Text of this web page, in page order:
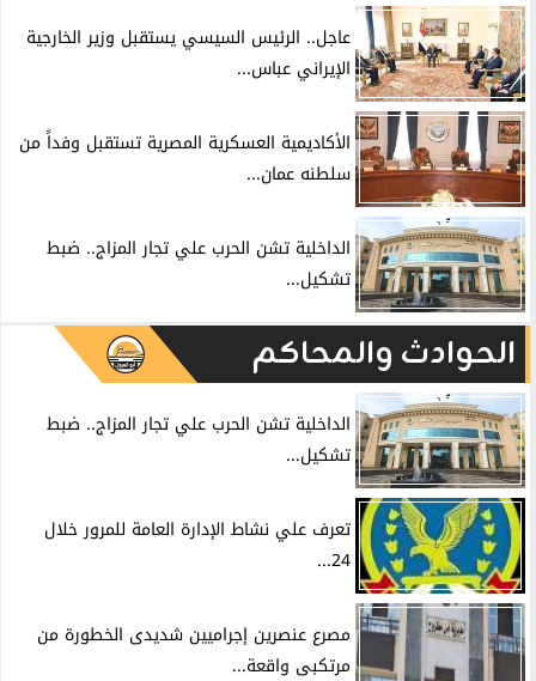
عاجل.. الرئيس السيسي يستقبل وزير الخارجية
الإيراني عباس...
الأكاديمية العسكرية المصرية تستقبل وفداً من
سلطنه عمان...
الداخلية تشن الحرب علي تجار المزاج.. ضبط
تشكيل...
الحوادث والمحاكم
الداخلية تشن الحرب علي تجار المزاج.. ضبط
تشكيل...
تعرف علي نشاط الإدارة العامة للمرور خلال
24...
مصرع عنصرين إجراميين شديدى الخطورة من
مرتكبى واقعة...